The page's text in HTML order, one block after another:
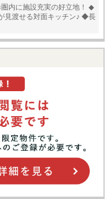
内に施設充実の好立地！ ◆
見渡せる対面キッチン♪ ◆長